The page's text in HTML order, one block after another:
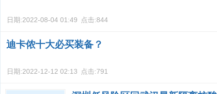
日期:2022-08-04 01:49 点击:844
迪卡侬十大必买装备？
日期:2022-12-12 02:13 点击:791